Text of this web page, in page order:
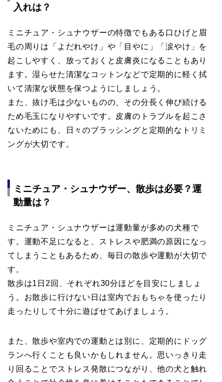
入れは？
ミニチュア・シュナウザーの特徴でもある口ひげと眉
毛の周りは「よだれやけ」や「目やに」「涙やけ」を
起こしやすく、放っておくと皮膚炎になることもあり
ます。湿らせた清潔なコットンなどで定期的に軽く拭
いて清潔な状態を保つようにしましょう。
また、抜け毛は少ないものの、その分長く伸び続ける
ため毛玉になりやすいです。皮膚のトラブルを起こさ
ないためにも、日々のブラッシングと定期的なトリミ
ングが大切です。
ミニチュア・シュナウザー、散歩は必要？運
動量は？
ミニチュア・シュナウザーは運動量が多めの犬種で
す。運動不足になると、ストレスや肥満の原因になっ
てしまうこともあるため、毎日の散歩や運動が大切で
す。
散歩は1日2回、それぞれ30分ほどを目安にしましょ
う。お散歩に行けない日は室内でおもちゃを使ったり
走ったりして十分に遊ばせてあげましょう。
また、散歩や室内での運動とは別に、定期的にドッグ
ランへ行くことも良いかもしれません。思いっきり走
り回ることでストレス発散につながり、他の犬と触れ